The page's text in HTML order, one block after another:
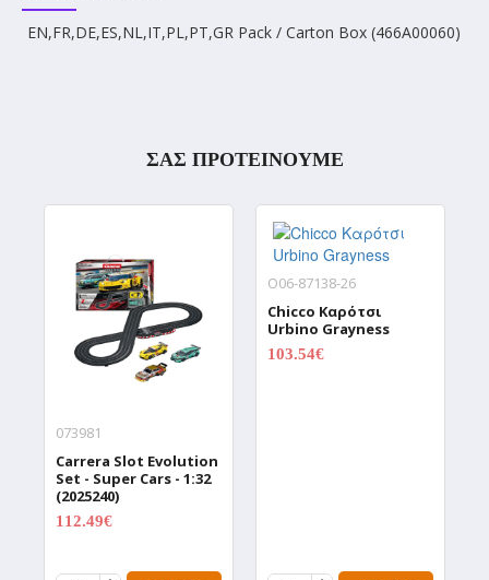
EN,FR,DE,ES,NL,IT,PL,PT,GR Pack / Carton Box (466A00060)
ΣΑΣ ΠΡΟΤΕΙΝΟΥΜΕ
073981
Carrera Slot Evolution
Set - Super Cars - 1:32
(2025240)
112.49€
O06-87138-26
Chicco Καρότσι
Urbino Grayness
103.54€